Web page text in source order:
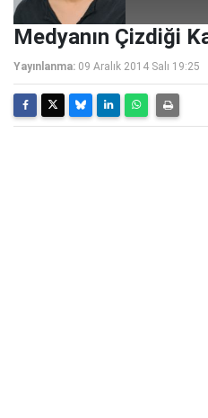
Medyanın Çizdiği
Yayınlanma: 09 Aralık 2014 Salı 19:25